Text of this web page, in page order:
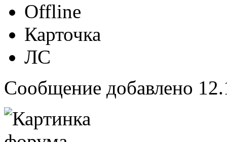
Offline
Карточка
ЛС
Сообщение добавлено